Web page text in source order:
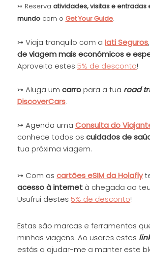
⤖ Reserva atividades, visitas e entradas
mundo com o Get Your Guide.
⤖ Viaja tranquilo com a Iati Seguros
de viagem mais económicos e
Aproveita estes 5% de desconto!
⤖ Aluga um carropara a tua road
DiscoverCars.
⤖ Agenda uma Consulta do
conhece todos os cuidados de
tua próxima viagem.
⤖ Com os cartões eSIM da Holafly
acesso à internet à chegada ao
Usufrui destes 5% de desconto!
Estas são marcas e ferramentas
minhas viagens. Ao usares estes
estás a ajudar-me a manter este